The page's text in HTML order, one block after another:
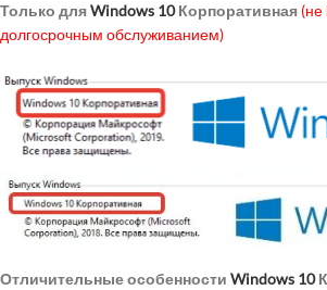
Только дляWindows 10Корпоративная (не
долгосрочным обслуживанием)
Отличительные особенности Windows 10